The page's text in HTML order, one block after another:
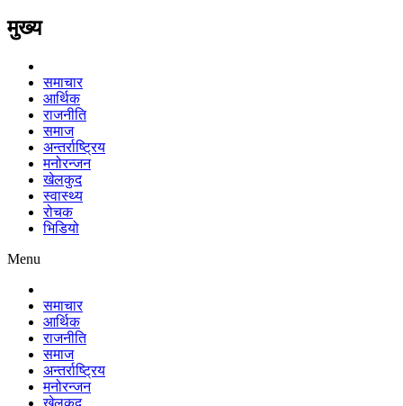
मुख्य
समाचार
आर्थिक
राजनीति
समाज
अन्तर्राष्ट्रिय
मनोरन्जन
खेलकुद
स्वास्थ्य
रोचक
भिडियो
Menu
समाचार
आर्थिक
राजनीति
समाज
अन्तर्राष्ट्रिय
मनोरन्जन
खेलकुद